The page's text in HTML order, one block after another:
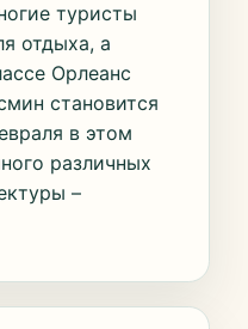
туристы
отдыха, а
Орлеанс
становится
в этом
различных
–